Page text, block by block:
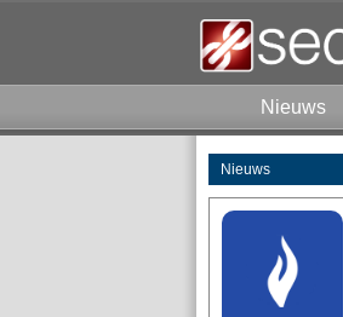
Nieuws
Nieuws